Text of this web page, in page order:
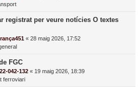
registrat per veure notícies O textes
« 28 maig 2026, 17:52
FGC
042-132 « 19 maig 2026, 18:39
ferroviari